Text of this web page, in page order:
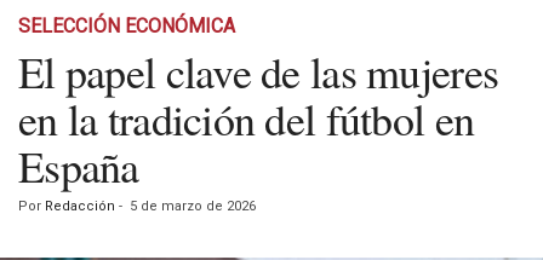
SELECCIÓN ECONÓMICA
El papel clave de las mujeres
en la tradición del fútbol en
España
Por Redacción - 5 de marzo de 2026